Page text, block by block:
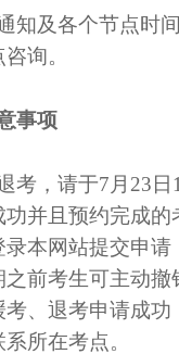
知及各个节点时
询。
事项
考，请于7月23日
并且预约完成
本网站提交申
前考生可主动
、退考申请成
所在考点。